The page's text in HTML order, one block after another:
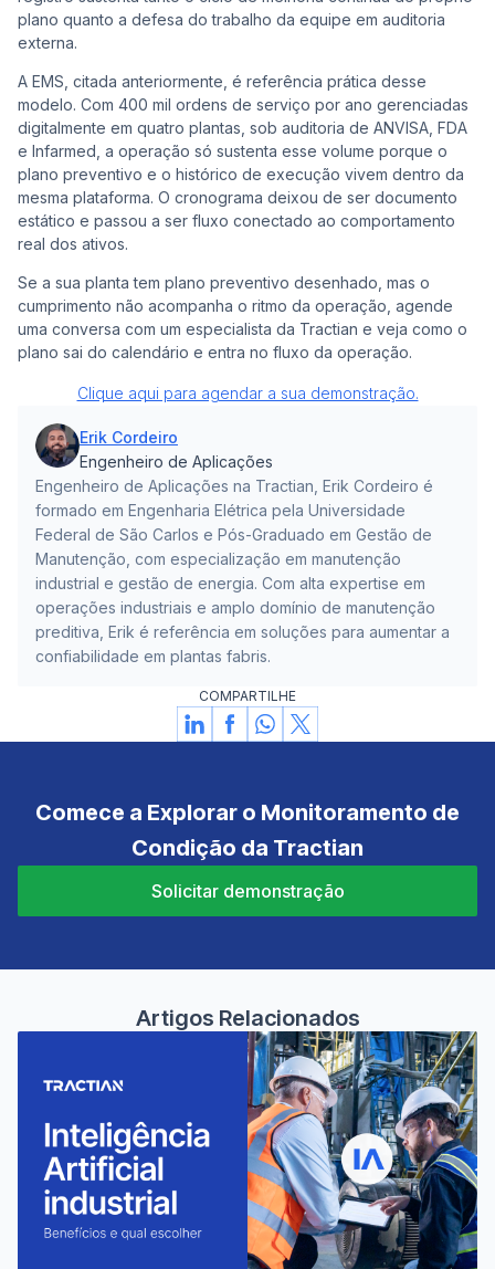
plano quanto a defesa do trabalho da equipe em auditoria
externa.
A EMS, citada anteriormente, é referência prática desse
modelo. Com 400 mil ordens de serviço por ano gerenciadas
digitalmente em quatro plantas, sob auditoria de ANVISA, FDA
e Infarmed, a operação só sustenta esse volume porque o
plano preventivo e o histórico de execução vivem dentro da
mesma plataforma. O cronograma deixou de ser documento
estático e passou a ser fluxo conectado ao comportamento
real dos ativos.
Se a sua planta tem plano preventivo desenhado, mas o
cumprimento não acompanha o ritmo da operação, agende
uma conversa com um especialista da Tractian e veja como o
plano sai do calendário e entra no fluxo da operação.
Clique aqui para agendar a sua demonstração.
Erik Cordeiro
Engenheiro de Aplicações
Engenheiro de Aplicações na Tractian, Erik Cordeiro é
formado em Engenharia Elétrica pela Universidade
Federal de São Carlos e Pós-Graduado em Gestão de
Manutenção, com especialização em manutenção
industrial e gestão de energia. Com alta expertise em
operações industriais e amplo domínio de manutenção
preditiva, Erik é referência em soluções para aumentar a
confiabilidade em plantas fabris.
COMPARTILHE
Comece a Explorar o Monitoramento de
Condição da Tractian
Solicitar demonstração
Artigos Relacionados